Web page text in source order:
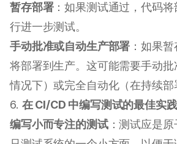
暂存部署：如果测试通过，代码
行进一步测试。
手动批准或自动生产部署 ：如果
将部署到生产。这可能需要手动
情况下）或完全自动化（在持续部
6. 在 CI/CD 中编写测试的最佳实
编写小而专注的测试：测试应是原